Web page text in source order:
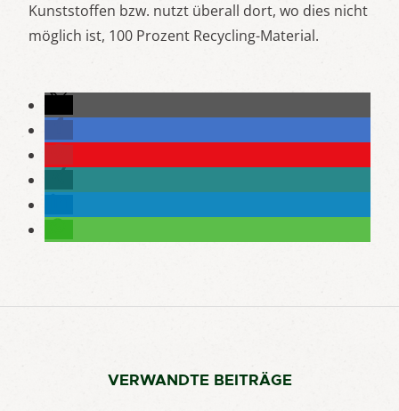
Kunststoffen bzw. nutzt überall dort, wo dies nicht
möglich ist, 100 Prozent Recycling-Material.
VERWANDTE BEITRÄGE